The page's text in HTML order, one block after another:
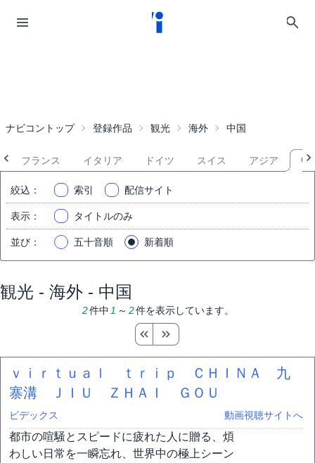
ナビコントップ 登録作品 観光 海外 中国
フランス イタリア ドイツ スイス アジア 中
絞込 ： 索引 配信サイト
表示 ： タイトルのみ
並び ： 五十音順 新着順
観光 - 海外 - 中国
2件中 1 ～ 2件を表示しています。
ｖｉｒｔｕａｌ ｔｒｉｐ ＣＨＩＮＡ 九
寨溝 ＪＩＵ ＺＨＡＩ ＧＯＵ
ビデックス 動画視聴サイトへ
都市の喧騒とスピードに疲れた人に贈る、煩
わしい日常を一瞬忘れ、世界中の極上シーン